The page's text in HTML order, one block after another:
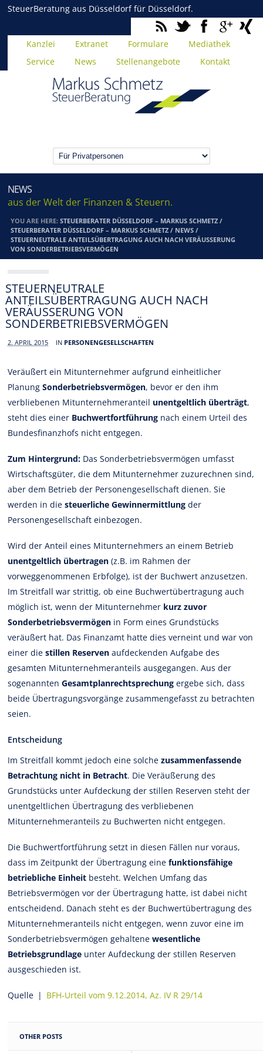
SteuerBeratung aus Düsseldorf für Düsseldorf.
Kanzlei Extranet Formulare
Mediathek
Service
News Stellenangebote Kontakt
NEWS
aus der Welt der Finanzen & Steuern.
YOU ARE HERE:STEUERBERATER DÜSSELDORF – MARKUS SCHMETZ /
STEUERBERATER DÜSSELDORF – MARKUS SCHMETZ / NEWS /
STEUERNEUTRALE ANTEILSÜBERTRAGUNG AUCH NACH VERÄUSSERUNG V
ON SONDERBETRIEBSVERMÖGEN
STEUERNEUTRALE
ANTEILSÜBERTRAGUNG AUCH NACH
VERÄUSSERUNG VON S
ONDERBETRIEBSVERMÖGEN
2. APRIL 2015 IN PERSONENGESELLSCHAFTEN
Veräußert ein Mitunternehmer aufgrund einheitlicher
PlanungSonderbetriebsvermögen, bevor er den ihm
verbliebenen Mitunternehmeranteil unentgeltlich überträgt,
steht dies einer Buchwertfortführung nach einem Urteil des
Bundesfinanzhofs nicht entgegen.
Zum Hintergrund: Das Sonderbetriebsvermögen umfasst
Wirtschaftsgüter, die dem Mitunternehmer zuzurechnen sind,
aber dem Betrieb der Personengesellschaft dienen. Sie
werden in diesteuerliche Gewinnermittlung der
Personengesellschaft einbezogen.
Wird der Anteil eines Mitunternehmers an einem Betrieb
unentgeltlich übertragen (z.B. im Rahmen der
vorweggenommenen Erbfolge), ist der Buchwert anzusetzen.
Im Streitfall war strittig, ob eine Buchwertübertragung auch
möglich ist, wenn der Mitunternehmer kurz zuvor
Sonderbetriebsvermögen in Form eines Grundstücks
veräußert hat. Das Finanzamt hatte dies verneint und war von
einer die stillen Reserven aufdeckenden Aufgabe des
gesamten Mitunternehmeranteils ausgegangen. Aus der
sogenanntenGesamtplanrechtsprechung ergebe sich, dass
beide Übertragungsvorgänge zusammengefasst zu betrachten
seien.
Entscheidung
Im Streitfall kommt jedoch eine solchezusammenfassende
Betrachtung nicht in Betracht. Die Veräußerung des
Grundstücks unter Aufdeckung der stillen Reserven steht der
unentgeltlichen Übertragung des verbliebenen
Mitunternehmeranteils zu Buchwerten nicht entgegen.
Die Buchwertfortführung setzt in diesen Fällen nur voraus,
dass im Zeitpunkt der Übertragung einefunktionsfähige
betriebliche Einheit besteht. Welchen Umfang das
Betriebsvermögen vor der Übertragung hatte, ist dabei nicht
entscheidend. Danach steht es der Buchwertübertragung des
Mitunternehmeranteils nicht entgegen, wenn zuvor eine im
Sonderbetriebsvermögen gehaltenewesentliche
Betriebsgrundlage unter Aufdeckung der stillen Reserven
ausgeschieden ist.
Quelle | BFH-Urteil vom 9.12.2014, Az. IV R 29/14
OTHER POSTS